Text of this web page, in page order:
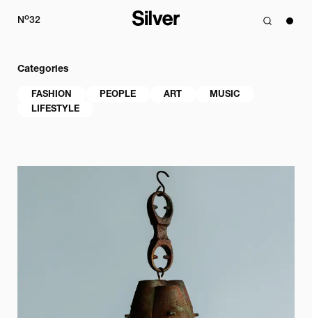
No32
Categories
FASHION PEOPLE ART
MUSIC
LIFESTYLE